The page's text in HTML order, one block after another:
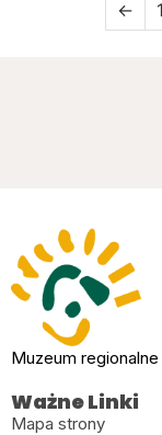
← 1
Muzeum
Ważne Linki
Mapa strony